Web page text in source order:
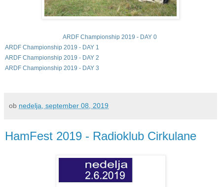
ARDF Championship 2019 - DAY 0
ARDF Championship 2019 - DAY 1
ARDF Championship 2019 - DAY 2
ARDF Championship 2019 - DAY 3
ob nedelja, september 08, 2019
HamFest 2019 - Radioklub Cirkulane